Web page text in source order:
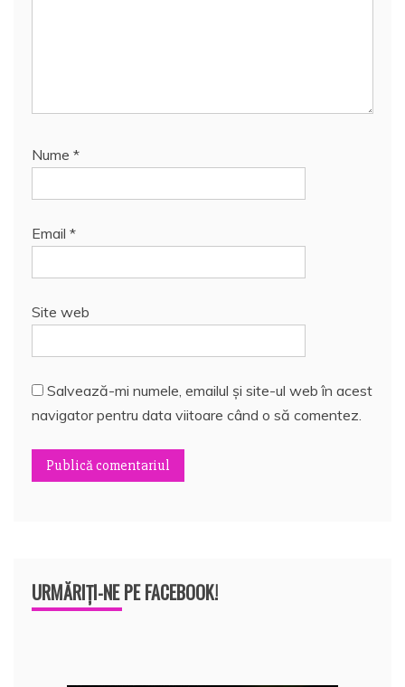
Nume *
Email *
Site web
Salvează-mi numele, emailul și site-ul web în acest
navigator pentru data viitoare când o să comentez.
URMĂRIȚI-NE PE FACEBOOK!